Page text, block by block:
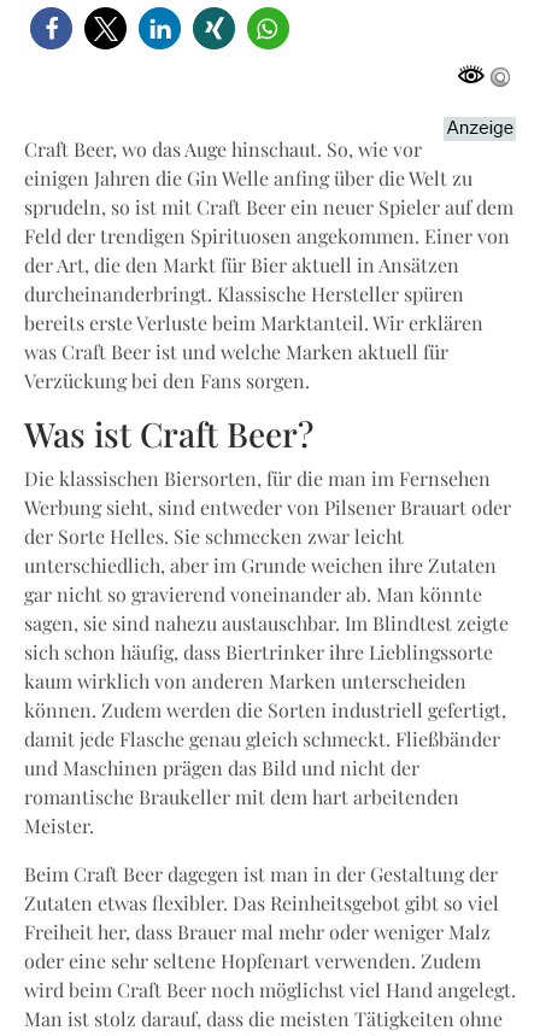
Craft Beer, wo das Auge hinschaut. So, wie vor
einigen Jahren die Gin Welle anfing über die Welt zu
sprudeln, so ist mit Craft Beer ein neuer Spieler auf dem
Feld der trendigen Spirituosen angekommen. Einer von
der Art, die den Markt für Bier aktuell in Ansätzen
durcheinanderbringt. Klassische Hersteller spüren
bereits erste Verluste beim Marktanteil. Wir erklären
was Craft Beer ist und welche Marken aktuell für
Verzückung bei den Fans sorgen.
Was ist Craft Beer?
Die klassischen Biersorten, für die man im Fernsehen
Werbung sieht, sind entweder von Pilsener Brauart oder
der Sorte Helles. Sie schmecken zwar leicht
unterschiedlich, aber im Grunde weichen ihre Zutaten
gar nicht so gravierend voneinander ab. Man könnte
sagen, sie sind nahezu austauschbar. Im Blindtest zeigte
sich schon häufig, dass Biertrinker ihre Lieblingssorte
kaum wirklich von anderen Marken unterscheiden
können. Zudem werden die Sorten industriell gefertigt,
damit jede Flasche genau gleich schmeckt. Fließbänder
und Maschinen prägen das Bild und nicht der
romantische Braukeller mit dem hart arbeitenden
Meister.
Beim Craft Beer dagegen ist man in der Gestaltung der
Zutaten etwas flexibler. Das Reinheitsgebot gibt so viel
Freiheit her, dass Brauer mal mehr oder weniger Malz
oder eine sehr seltene Hopfenart verwenden. Zudem
wird beim Craft Beer noch möglichst viel Hand angelegt.
Man ist stolz darauf, dass die meisten Tätigkeiten ohne